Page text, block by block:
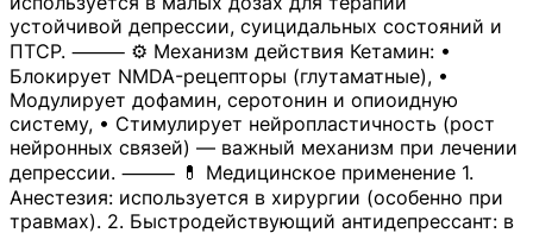
устойчивой депрессии, суицидальных состояний и
ПТСР. ⸻ ⚙️ Механизм действия Кетамин: •
Блокирует NMDA-рецепторы (глутаматные), •
Модулирует дофамин, серотонин и опиоидную
систему, • Стимулирует нейропластичность (рост
нейронных связей) — важный механизм при лечении
депрессии. ⸻ 💊 Медицинское применение 1.
Анестезия: используется в хирургии (особенно при
травмах). 2. Быстродействующий антидепрессант: в